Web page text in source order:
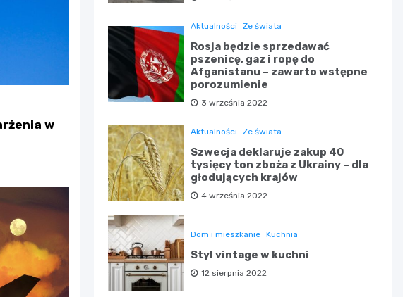
w
Aktualności Ze świata
Rosja będzie sprzedawać
pszenicę, gaz i ropę do
Afganistanu – zawarto wstępne
porozumienie
3 września 2022
Aktualności Ze świata
Szwecja deklaruje zakup 40
tysięcy ton zboża z Ukrainy – dla
głodujących krajów
4 września 2022
Dom i mieszkanie Kuchnia
Styl vintage w kuchni
12 sierpnia 2022